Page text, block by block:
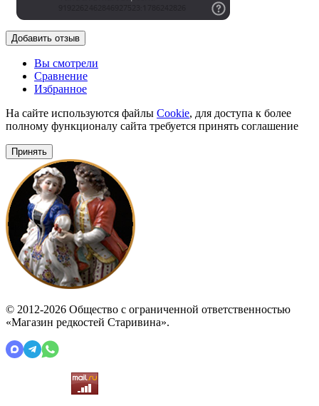
Добавить отзыв
Вы смотрели
Сравнение
Избранное
На сайте используются файлы Cookie, для доступа к более
полному функционалу сайта требуется принять соглашение
Принять
© 2012-2026 Общество с ограниченной ответственностью
«Магазин редкостей Старивина».